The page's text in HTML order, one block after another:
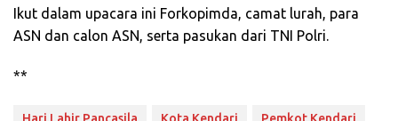
Ikut dalam upacara ini Forkopimda, camat lurah, para
ASN dan calon ASN, serta pasukan dari TNI Polri.
**